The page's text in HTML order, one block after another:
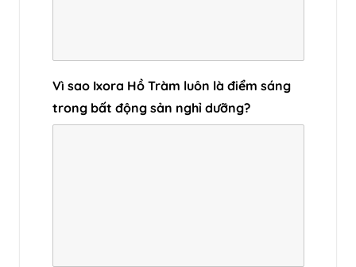
Vì sao Ixora Hồ Tràm luôn là điểm sáng
trong bất động sản nghỉ dưỡng?